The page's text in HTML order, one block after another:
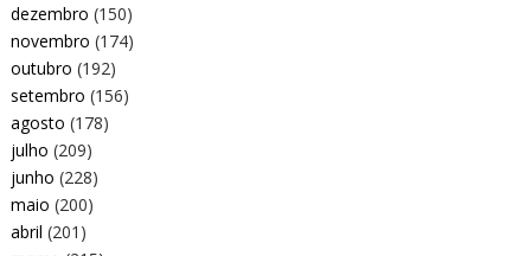
dezembro (150)
novembro (174)
outubro (192)
setembro (156)
agosto (178)
julho (209)
junho (228)
maio (200)
abril (201)